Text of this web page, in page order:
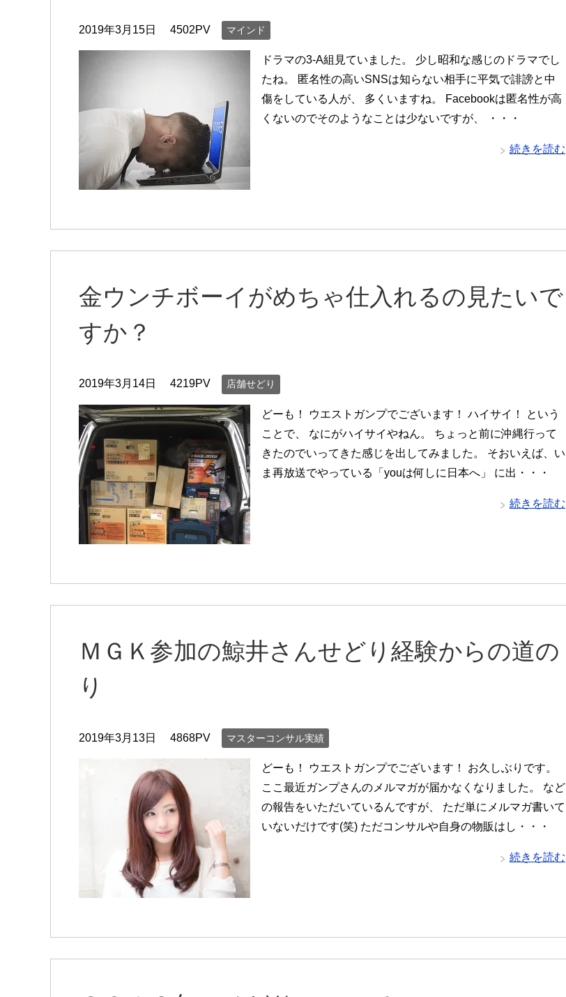
2019年3月15日 4502PV マインド
ドラマの3-A組見ていました。 少し昭和な感じのドラマでし
たね。 匿名性の高いSNSは知らない相手に平気で誹謗と中
傷をしている人が、 多くいますね。 Facebookは匿名性が高
くないのでそのようなことは少ないですが、 ・・・
続きを読む
金ウンチボーイがめちゃ仕入れるの見たいで
すか？
2019年3月14日 4219PV 店舗せどり
どーも！ ウエストガンプでございます！ ハイサイ！ という
ことで、 なにがハイサイやねん。 ちょっと前に沖縄行って
きたのでいってきた感じを出してみました。 そおいえば、い
ま再放送でやっている「youは何しに日本へ」 に出・・・
続きを読む
ＭＧＫ参加の鯨井さんせどり経験からの道の
り
2019年3月13日 4868PV マスターコンサル実績
どーも！ ウエストガンプでございます！ お久しぶりです。
ここ最近ガンプさんのメルマガが届かなくなりました。 など
の報告をいただいているんですが、 ただ単にメルマガ書いて
いないだけです(笑) ただコンサルや自身の物販はし・・・
続きを読む